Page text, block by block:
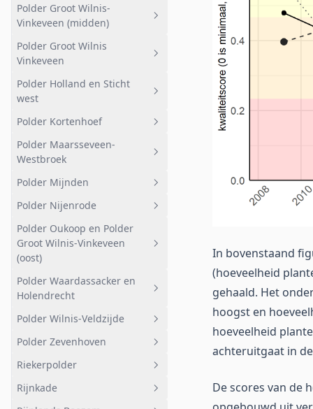
Golfterrein
Bullewijker Polder noord
Noord-oost
Ouderkerk aan de Amstel
Polder Dorssewaard
Geheel afwateringsgebied
Natuurreservaat
Botshol West
Stedelijk
Veldweg
Polder Groot Wilnis-
Vinkeveen (midden)
Geheel afwateringsgebied
West
Polder Groot Wilnis
Vinkeveen
Geheel afwateringsgebied
Kleine plas
Zuidplas
Noordplas
Mijdrechtse Bovenlanden
Polder Holland en Sticht
west
Geheel afwateringsgebied
Bemalen
Polder Kortenhoef
Geheel afwateringsgebied
Wijde Blik
Wijde Gat
Kortenhoef
Hilversumsch Kanaal plas-dras
Hilversumsch Kanaal
Sportvelden
Polder Maarsseveen-
Westbroek
Geheel afwateringsgebied
Agrarisch Molenpolder
Maarsseveense Zodden
Grote Maarsseveensche Plas
Nederreinsche Vaart
Klein Molenpolder
Taartpunt Zodden
Taartpunt
Molenpolder Natuurreservaat
Westbroekse Zodden
Polder Mijnden
Geheel afwateringsgebied
Polder Mijnden west
Polder Mijnden oost
Staatsbosbeheer
Polder Nijenrode
Geheel afwateringsgebied
Landelijk gebied
Kasteel Neijenrode en
sportvelden
Bebouwing
Polder Oukoop en Polder
Groot Wilnis-Vinkeveen
(oost)
Geheel afwateringsgebied
Polder Waardassacker en
Holendrecht
Geheel afwateringsgebied
Holendrechter polder
Stedelijkgebied (noord)
Stedelijkgebied (zuid)
Polder Wilnis-Veldzijde
Geheel afwateringsgebied
Polder Wilnis-Veldzijde
Polder Zevenhoven
Geheel afwateringsgebied
Bemalen gebied
Riekerpolder
Geheel afwateringsgebied
Rijnkade
In bovenstaand
(hoeveelheid
gehaald. Het
hoogst en
hoeveelheid
achteruitgaat in
De scores van de